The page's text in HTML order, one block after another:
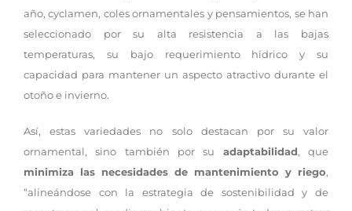
año, cyclamen, coles ornamentales y pensamientos, se han
seleccionado por su alta resistencia a las bajas
temperaturas, su bajo requerimiento hídrico y su
capacidad para mantener un aspecto atractivo durante el
otoño e invierno.
Así, estas variedades no solo destacan por su valor
ornamental, sino también por su adaptabilidad, que
minimiza las necesidades de mantenimiento y riego,
“alineándose con la estrategia de sostenibilidad y de